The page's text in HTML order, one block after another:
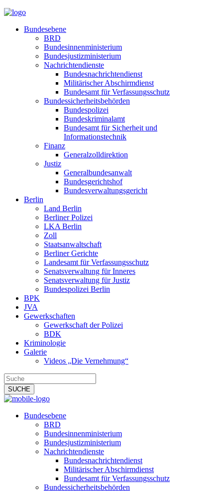
Bundesebene
BRD
Bundesinnenministerium
Bundesjustizministerium
Nachrichtendienste
Bundesnachrichtendienst
Militärischer Abschirmdienst
Bundesamt für Verfassungsschutz
Bundessicherheitsbehörden
Bundespolizei
Bundeskriminalamt
Bundesamt für Sicherheit und
Informationstechnik
Finanz
Generalzolldirektion
Justiz
Generalbundesanwalt
Bundesgerichtshof
Bundesverwaltungsgericht
Berlin
Land Berlin
Berliner Polizei
LKA Berlin
Zoll
Staatsanwaltschaft
Berliner Gerichte
Landesamt für Verfassungsschutz
Senatsverwaltung für Inneres
Senatsverwaltung für Justiz
Bundespolizei Berlin
BPK
JVA
Gewerkschaften
Gewerkschaft der Polizei
BDK
Kriminologie
Galerie
Videos „Die Vernehmung“
Bundesebene
BRD
Bundesinnenministerium
Bundesjustizministerium
Nachrichtendienste
Bundesnachrichtendienst
Militärischer Abschirmdienst
Bundesamt für Verfassungsschutz
Bundessicherheitsbehörden